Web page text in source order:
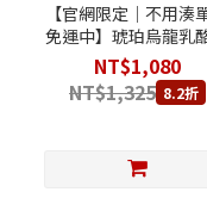
【官網限定｜不用湊
免運中】琥珀烏龍乳
糕 6吋
NT$1,080
NT$1,325 8.2折